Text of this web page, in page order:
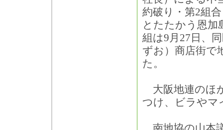
約破り・第2組
とたたかう恩加
組は9月27日、
ずお）商店街で
た。
大阪地連のほ
つけ、ビラやマ